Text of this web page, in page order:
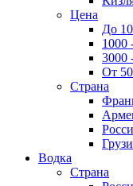
Цена
До
1000
3000
От
Страна
Водка
Страна